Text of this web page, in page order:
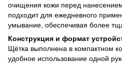
очищения кожи перед
подходит для ежедневного
умывание, обеспечивая более
Конструкция и формат
Щётка выполнена в компактном
удобное использование одной